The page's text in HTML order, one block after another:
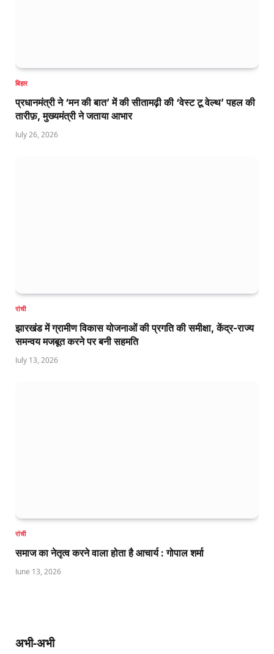
बिहार
प्रधानमंत्री ने ‘मन की बात’ में की सीतामढ़ी की ‘वेस्ट टू वेल्थ’ पहल की
तारीफ़, मुख्यमंत्री ने जताया आभार
July 26, 2026
रांची
झारखंड में ग्रामीण विकास योजनाओं की प्रगति की समीक्षा, केंद्र-राज्य
समन्वय मजबूत करने पर बनी सहमति
July 13, 2026
रांची
समाज का नेतृत्व करने वाला होता है आचार्य : गोपाल शर्मा
June 13, 2026
अभी-अभी